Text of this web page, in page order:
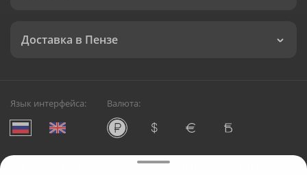
Доставка в Пензе
Язык интерфейса: Валюта:
Служба круглосуточной доставки цветов в Пензе